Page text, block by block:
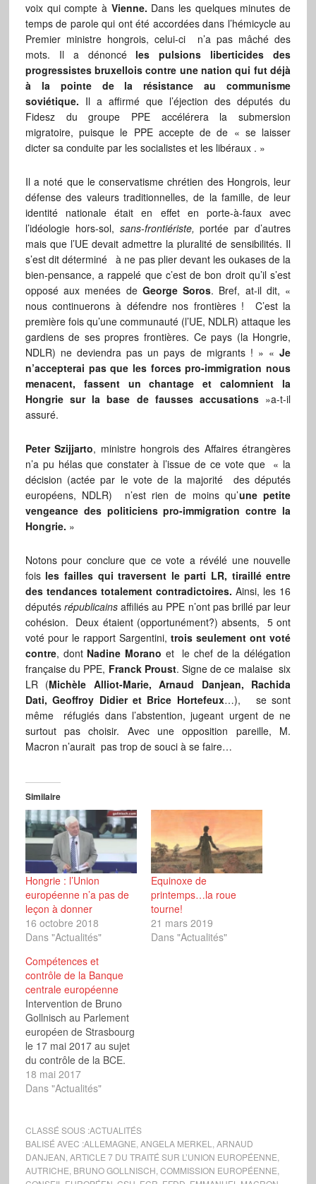
voix qui compte à Vienne. Dans les quelques minutes de
temps de parole qui ont été accordées dans l’hémicycle au
Premier ministre hongrois, celui-ci n’a pas mâché des
mots. Il a dénoncé les pulsions liberticides des
progressistes bruxellois contre une nation qui fut déjà
à la pointe de la résistance au communisme
soviétique. Il a affirmé que l’éjection des députés du
Fidesz du groupe PPE accélérera la submersion
migratoire, puisque le PPE accepte de de « se laisser
dicter sa conduite par les socialistes et les libéraux . »
Il a noté que le conservatisme chrétien des Hongrois, leur
défense des valeurs traditionnelles, de la famille, de leur
identité nationale était en effet en porte-à-faux avec
l’idéologie hors-sol, sans-frontiériste, portée par d’autres
mais que l’UE devait admettre la pluralité de sensibilités. Il
s’est dit déterminé à ne pas plier devant les oukases de la
bien-pensance, a rappelé que c’est de bon droit qu’il s’est
opposé aux menées de George Soros. Bref, at-il dit, «
nous continuerons à défendre nos frontières ! C’est la
première fois qu’une communauté (l’UE, NDLR) attaque les
gardiens de ses propres frontières. Ce pays (la Hongrie,
NDLR) ne deviendra pas un pays de migrants ! » «Je
n’accepterai pas que les forces pro-immigration nous
menacent, fassent un chantage et calomnient la
Hongrie sur la base de fausses accusations»a-t-il
assuré.
Peter Szijjarto, ministre hongrois des Affaires étrangères
n’a pu hélas que constater à l’issue de ce vote que « la
décision (actée par le vote de la majorité des députés
européens, NDLR) n’est rien de moins qu’une petite
vengeance des politiciens pro-immigration contre la
Hongrie. »
Notons pour conclure que ce vote a révélé une nouvelle
fois les failles qui traversent le parti LR, tiraillé entre
des tendances totalement contradictoires. Ainsi, les 16
députés républicainsaffiliés au PPE n’ont pas brillé par leur
cohésion. Deux étaient (opportunément?) absents, 5 ont
voté pour le rapport Sargentini,trois seulement ont voté
contre, dont Nadine Morano et le chef de la délégation
française du PPE, Franck Proust. Signe de ce malaise six
LR (Michèle Alliot-Marie, Arnaud Danjean, Rachida
Dati, Geoffroy Didier et Brice Hortefeux…), se sont
même réfugiés dans l’abstention, jugeant urgent de ne
surtout pas choisir. Avec une opposition pareille, M.
Macron n’aurait pas trop de souci à se faire…
Similaire
Hongrie : l’Union
européenne n’a pas de
leçon à donner
16 octobre 2018
Dans "Actualités"
Equinoxe de
printemps…la roue
tourne!
21 mars 2019
Dans "Actualités"
Compétences et
contrôle de la Banque
centrale européenne
Intervention de Bruno
Gollnisch au Parlement
européen de Strasbourg
le 17 mai 2017 au sujet
du contrôle de la BCE.
Monsieur le Président, la
publication du rapport de
débat sur les
compétences et le
contrôle de la Banque
centrale européenne. À
18 mai 2017
Dans "Actualités"
CLASSÉ SOUS :ACTUALITÉS
BALISÉ AVEC :ALLEMAGNE ANGELA MERKEL
ARNAUD
DANJEAN ARTICLE 7 DU TRAITÉ SUR L’UNION EUROPÉENNE
AUTRICHE BRUNO GOLLNISCH COMMISSION EUROPÉENNE